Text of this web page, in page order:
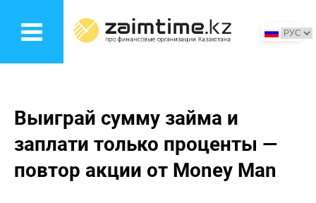
основному
Выиграй сумму займа и
заплати только проценты —
повтор акции от Money Man